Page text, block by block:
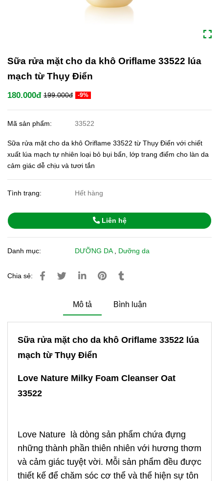
Sữa rửa mặt cho da khô Oriflame 33522 lúa
mạch từ Thụy Điển
180.000đ 199.000đ -9%
Mã sản phẩm: 33522
Sữa rửa mặt cho da khô Oriflame 33522 từ Thụy Điển với chiết
xuất lúa mạch tự nhiên loại bỏ bụi bẩn, lớp trang điểm cho làn da
cảm giác dễ chịu và tươi tắn
Tình trạng: Hết hàng
Liên hệ
Danh mục: DƯỠNG DA Dưỡng da
Chia sẻ:
Mô tả Bình luận
Sữa rửa mặt cho da khô Oriflame 33522 lúa
mạch từ Thụy Điển
Love Nature Milky Foam Cleanser Oat
33522
Love Nature là dòng sản phẩm chứa đựng
những thành phần thiên nhiên với hương thơm
và cảm giác tuyệt vời. Mỗi sản phẩm đều được
thiết kế để chăm sóc cơ thể và thể hiện sự tôn